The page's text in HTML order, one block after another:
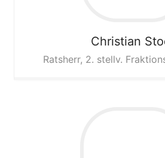
Christian
Ratsherr, 2. stellv.